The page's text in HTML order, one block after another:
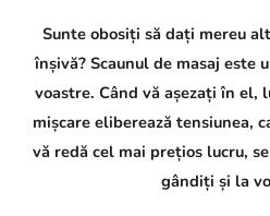
Sunte obosiți să dați mereu
înșivă? Scaunul de masaj
voastre. Când vă așezați în el,
mișcare eliberează tensiunea,
vă redă cel mai prețios lucru,
gândiți și la